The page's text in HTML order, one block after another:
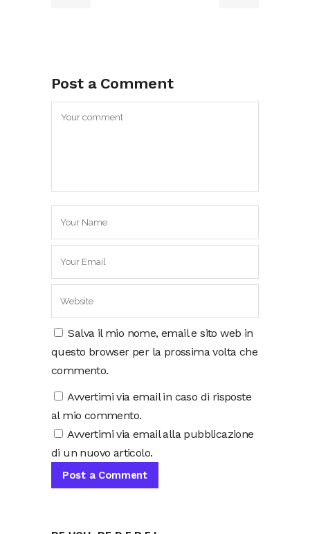
Post a Comment
Salva il mio nome, email e sito web in
questo browser per la prossima volta che
commento.
Avvertimi via email in caso di risposte
al mio commento.
Avvertimi via email alla pubblicazione
di un nuovo articolo.